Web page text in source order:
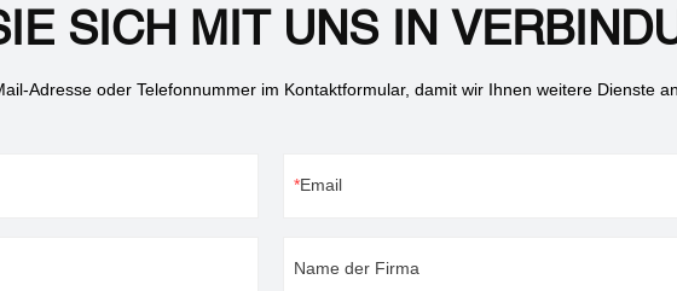
Sales-Services umfassen Online-Schulungen,
Ersatzteilversorgung, Fehlerbehebung, Wartung
usw.Maschinengarantie: 1 Jahr.
SICH MIT UNS IN
Adresse oder Telefonnummer im Kontaktformular, damit wir Ihnen weitere Dienste
Email
Name der Firma